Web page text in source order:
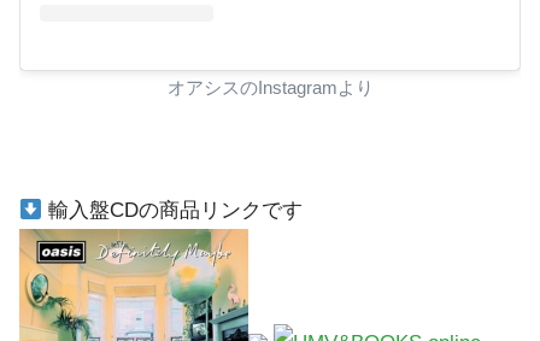
オアシスのInstagramより
輸入盤CDの商品リンクです